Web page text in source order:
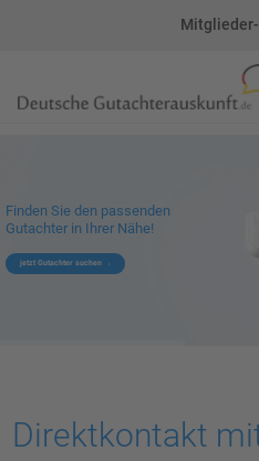
Finden Sie den passenden
Gutachter in Ihrer Nähe!
jetzt Gutachter suchen
Direktkontakt